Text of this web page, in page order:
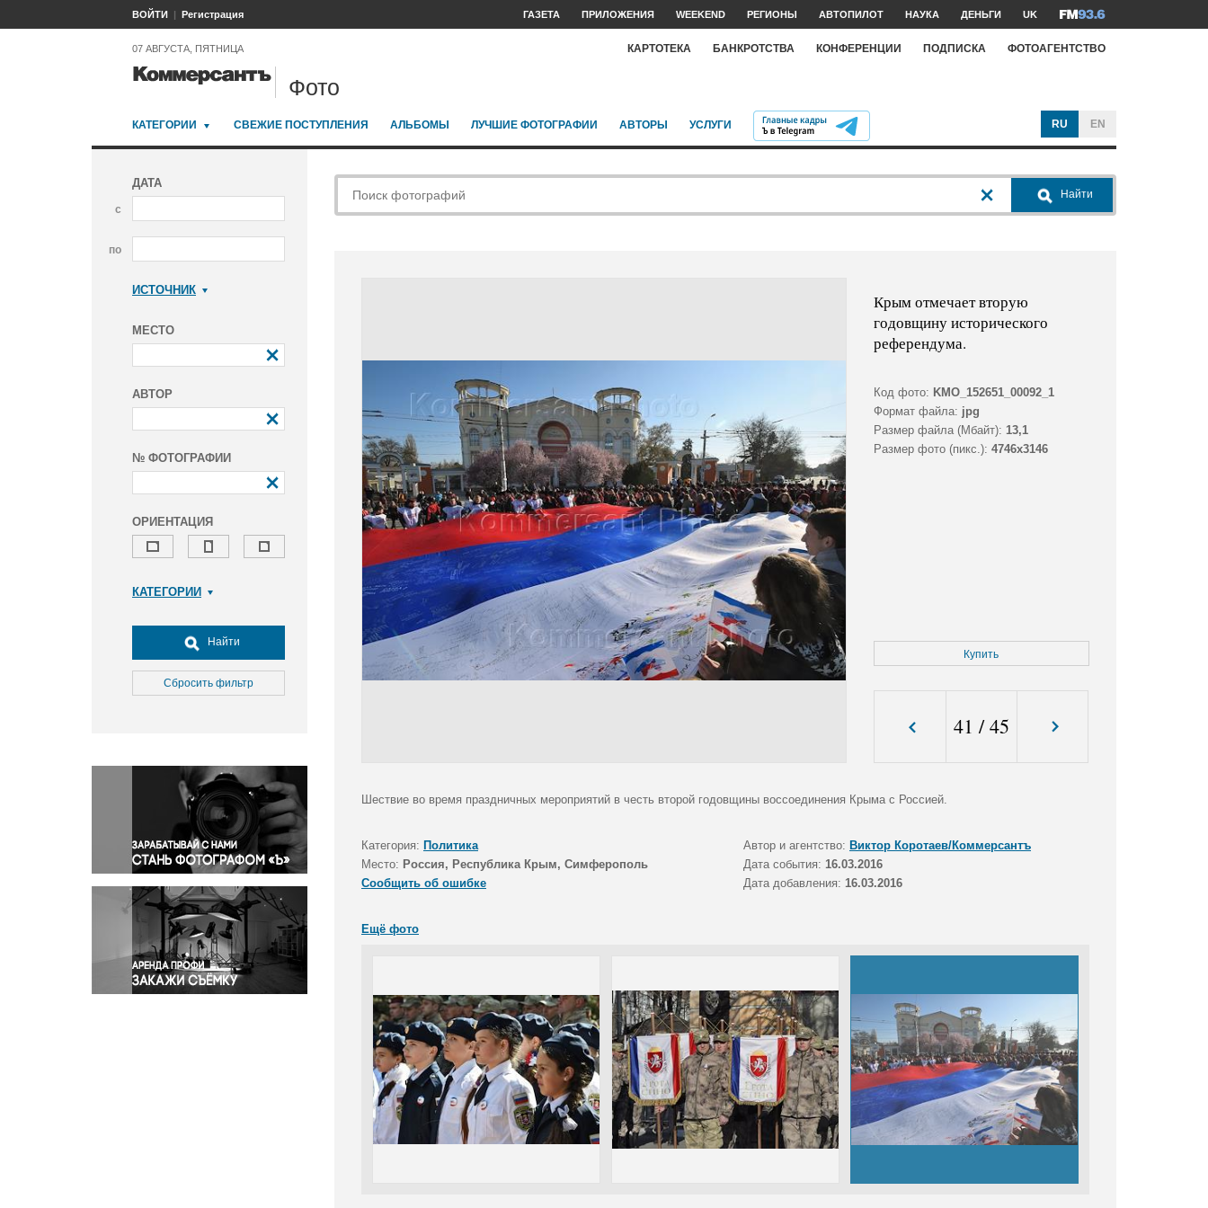
ВОЙТИ Регистрация ГАЗЕТА ПРИЛОЖЕНИЯ WEEKEND РЕГИОНЫ АВТОПИЛОТ НАУКА ДЕНЬГИ UK
07 АВГУСТА, ПЯТНИЦА КАРТОТЕКА БАНКРОТСТВА КОНФЕРЕНЦИИ ПОДПИСКА ФОТОАГЕНТСТВО
Фото
КАТЕГОРИИ СВЕЖИЕ ПОСТУПЛЕНИЯ АЛЬБОМЫ ЛУЧШИЕ ФОТОГРАФИИ АВТОРЫ УСЛУГИ RU EN
ДАТА
с
по
ИСТОЧНИК
МЕСТО
АВТОР
№ ФОТОГРАФИИ
ОРИЕНТАЦИЯ
КАТЕГОРИИ
Досуг, туризм и отдых
Культура
Медицина
Окружающая среда
Политика
Правосудие
Происшествия и конфликты
Религия
Светская жизнь
Спорт
Экология
Экономика и бизнес
Найти
Сбросить фильтр
Найти
Крым отмечает вторую
годовщину исторического
референдума.
Код фото: KMO_152651_00092_1
Формат файла: jpg
Размер файла (Мбайт): 13,1
Размер фото (пикс.): 4746x3146
Купить
41 /45
Шествие во время праздничных мероприятий в честь второй годовщины воссоединения Крыма с Россией.
Категория: Политика Автор и агентство: Виктор Коротаев/Коммерсантъ
Место: Россия, Республика Крым, Симферополь Дата события: 16.03.2016
Сообщить об ошибке
Дата добавления: 16.03.2016
Ещё фото